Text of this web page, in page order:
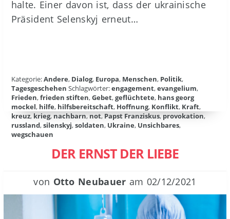
halte. Einer davon ist, dass der ukrainische
Präsident Selenskyj erneut…
Kategorie:Andere, Dialog, Europa, Menschen, Politik,
Tagesgeschehen Schlagwörter:engagement,evangelium,
Frieden,frieden stiften,Gebet,geflüchtete, hans georg
mockel, hilfe, hilfsbereitschaft, Hoffnung, Konflikt, Kraft,
kreuz, krieg,nachbarn,not,Papst Franziskus,provokation,
russland,silenskyj,soldaten, Ukraine, Unsichbares,
wegschauen
DER ERNST DER LIEBE
von Otto Neubauer am 02/12/2021